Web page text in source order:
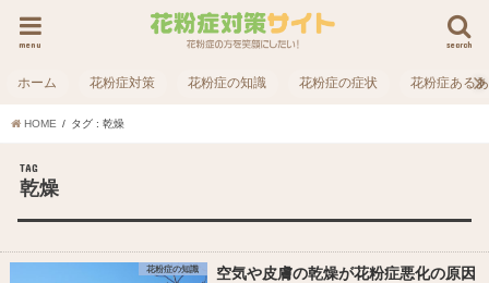
search
menu
ホーム 花粉症対策 花粉症の知識 花粉症の症状 花粉症ある
HOME タグ : 乾燥
TAG
乾燥
花粉症の知識
空気や皮膚の乾燥が花粉症悪化の原因